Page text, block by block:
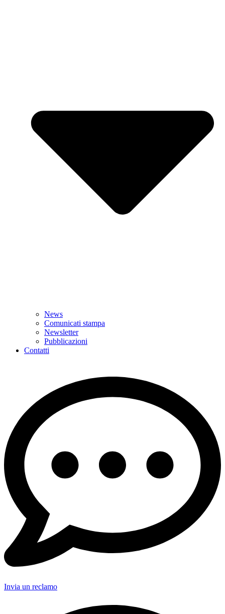
News
Comunicati stampa
Newsletter
Pubblicazioni
Contatti
Invia un reclamo